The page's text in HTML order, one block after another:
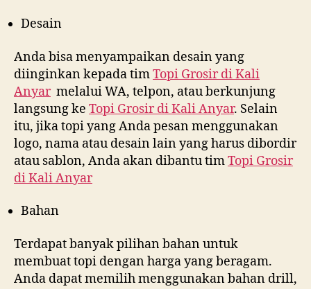
Desain
Anda bisa menyampaikan desain yang
diinginkan kepada timTopi Grosir diKali
Anyarmelalui WA, telpon, atau berkunjung
langsung ke Topi Grosir diKali Anyar. Selain
itu, jika topi yang Anda pesan menggunakan
logo, nama atau desain lain yang harus dibordir
atau sablon, Anda akan dibantu timTopi Grosir
diKali Anyar
Bahan
Terdapat banyak pilihan bahan untuk
membuat topi dengan harga yang beragam.
Anda dapat memilih menggunakan bahan drill,